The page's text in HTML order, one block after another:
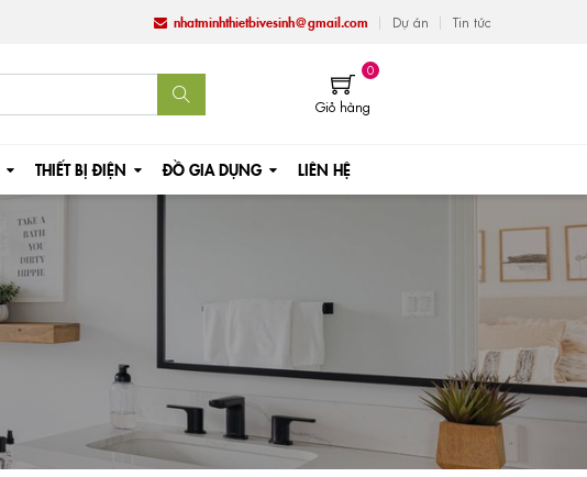
nhatminhthietbivesinh@gmail.com Dự án Tin tức
0
Giỏ hàng
THIẾT BỊ ĐIỆN ĐỒ GIA DỤNG LIÊN HỆ